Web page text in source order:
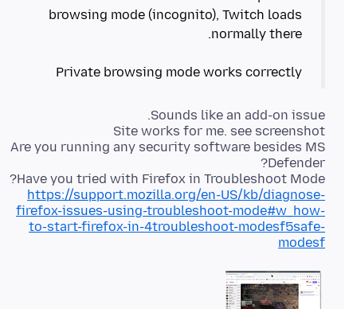
browsing mode (incognito), Twitch loads
Private browsing mode works correctly
Are you running any security software besides MS
Have you tried with Firefox in Troubleshoot Mode?
https://support.mozilla.org/en-US/kb/diagnose-
firefox-issues-using-troubleshoot-mode#w_how-
to-start-firefox-in-4troubleshoot-modesf5safe-
modesf